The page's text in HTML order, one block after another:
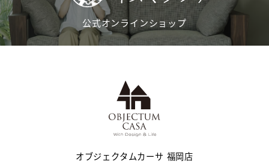
公式オンラインショップ
オブジェクタムカーサ 福岡店